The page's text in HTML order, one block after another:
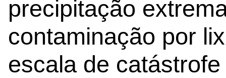
precipitação
contaminação por
escala de